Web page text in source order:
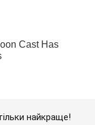
найкраще!